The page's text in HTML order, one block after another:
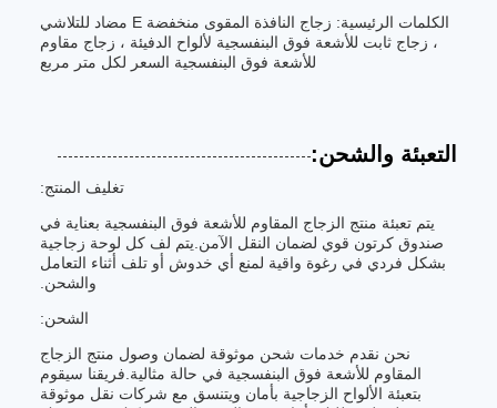
الكلمات الرئيسية: زجاج النافذة المقوى منخفضة E مضاد للتلاشي
، زجاج ثابت للأشعة فوق البنفسجية لألواح الدفيئة ، زجاج مقاوم
للأشعة فوق البنفسجية السعر لكل متر مربع
التعبئة والشحن:
تغليف المنتج:
يتم تعبئة منتج الزجاج المقاوم للأشعة فوق البنفسجية بعناية في
صندوق كرتون قوي لضمان النقل الآمن.يتم لف كل لوحة زجاجية
بشكل فردي في رغوة واقية لمنع أي خدوش أو تلف أثناء التعامل
والشحن.
الشحن:
نحن نقدم خدمات شحن موثوقة لضمان وصول منتج الزجاج
المقاوم للأشعة فوق البنفسجية في حالة مثالية.فريقنا سيقوم
بتعبئة الألواح الزجاجية بأمان ويتنسق مع شركات نقل موثوقة